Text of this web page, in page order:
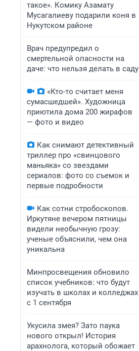
такое». Комику Азамату
Мусагалиеву подарили коня в
Нукутском районе
Врач предупредил о
смертельной опасности на
даче: что нельзя делать в саду
«Кто-то считает меня
сумасшедшей». Художница
приютила дома 200 жирафов
— фото и видео
Как снимают детективный
триллер про «свинцового
маньяка» со звездами
сериалов: фото со съемок и
первые подробности
Как сотни стробоскопов.
Иркутяне вечером пятницы
видели необычную грозу:
ученые объяснили, чем она
уникальна
Минпросвещения обновило
список учебников: что будут
изучать в школах и колледжах
с 1 сентября
Укусила змея? Зато паука
нового открыл! История
арахнолога, который обожает